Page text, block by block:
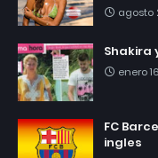
agosto
Shakira
enero
FC
ingles